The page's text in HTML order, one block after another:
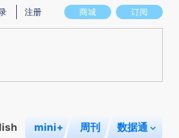
存在偏差。不代表财新观点和立场。推荐点击链接
商城 订阅
注册
mini+ 周刊 数据通